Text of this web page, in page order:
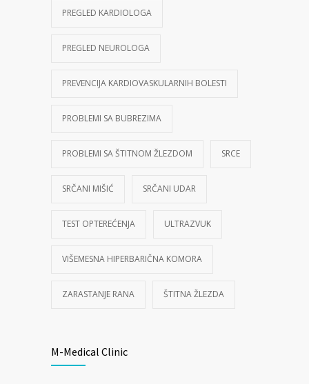
PREGLED KARDIOLOGA
PREGLED NEUROLOGA
PREVENCIJA KARDIOVASKULARNIH BOLESTI
PROBLEMI SA BUBREZIMA
PROBLEMI SA ŠTITNOM ŽLEZDOM SRCE
SRČANI MIŠIĆ SRČANI UDAR
TEST OPTEREĆENJA ULTRAZVUK
VIŠEMESNA HIPERBARIČNA KOMORA
ZARASTANJE RANA ŠTITNA ŽLEZDA
M-Medical Clinic